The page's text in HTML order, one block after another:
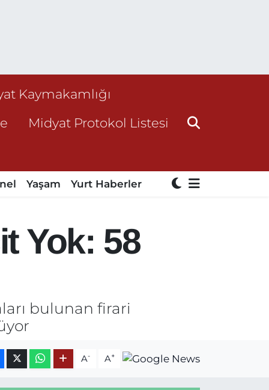
Kaymakamlığı
Midyat Protokol Listesi
Yaşam Yurt Haberler
Yok: 58
bulunan firari
A- A+